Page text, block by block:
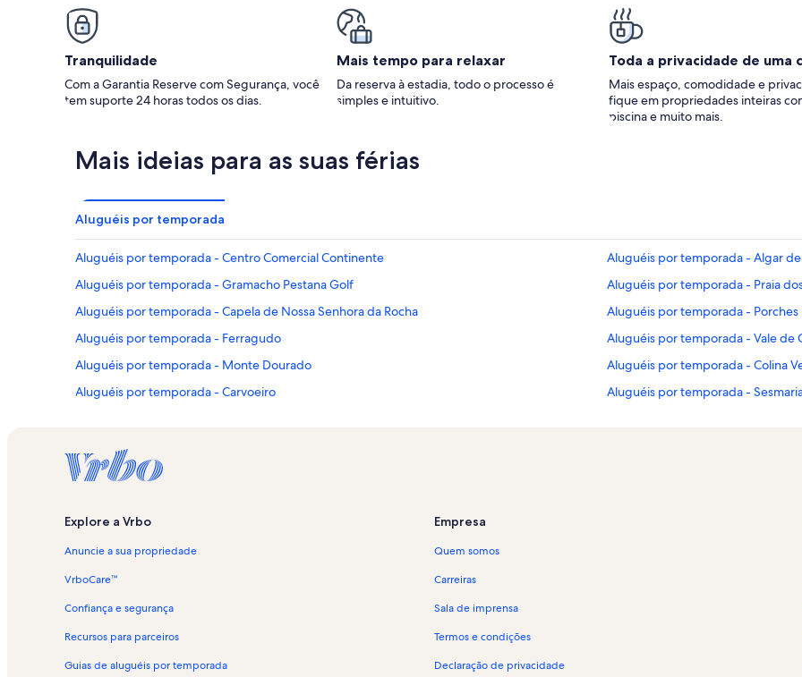
Tranquilidade
Com a Garantia Reserve com Segurança, você
tem suporte 24 horas todos os dias.
Mais tempo para relaxar
Da reserva à estadia, todo o processo é
simples e intuitivo.
Toda a privacidade de uma
Mais espaço, comodidade e
fique em propriedades inteiras
piscina e muito mais.
Mais ideias para as suas férias
Aluguéis por temporada
Aluguéis por temporada - Centro Comercial Continente
Aluguéis por temporada - Algar
Aluguéis por temporada - Gramacho Pestana Golf
Aluguéis por temporada - Praia
Aluguéis por temporada - Capela de Nossa Senhora da Rocha
Aluguéis por temporada - Porches
Aluguéis por temporada - Ferragudo
Aluguéis por temporada - Vale de
Aluguéis por temporada - Monte Dourado
Aluguéis por temporada - Colina
Aluguéis por temporada - Carvoeiro
Aluguéis por temporada -
Aluguéis por temporada - Mato Serrão
Aluguéis por temporada - Slide & Splash
Aluguéis por temporada - Mexilhoeira da Carregação
Aluguéis por temporada - Vale de
Aluguéis por temporada - Benagil
Aluguéis por temporada - Alporchinhos
Aluguéis por temporada - Praia da
Aluguéis por temporada - Lagoa e Carvoeiro
Aluguéis por temporada -
Aluguéis por temporada - Portimão
Apartamentos - Praia da Rocha
Explore a Vrbo
Anuncie a sua propriedade
VrboCare™
Confiança e segurança
Recursos para parceiros
Guias de aluguéis por temporada
Empresa
Quem somos
Carreiras
Sala de imprensa
Termos e condições
Declaração de privacidade